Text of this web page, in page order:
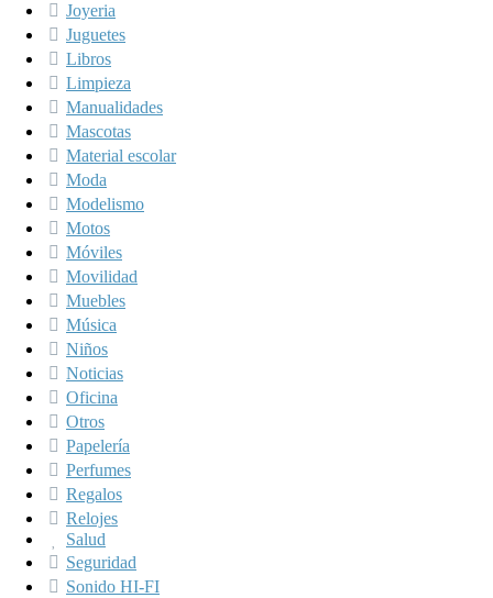
Joyeria
Juguetes
Libros
Limpieza
Manualidades
Mascotas
Material escolar
Moda
Modelismo
Motos
Móviles
Movilidad
Muebles
Música
Niños
Noticias
Oficina
Otros
Papelería
Perfumes
Regalos
Relojes
Salud
Seguridad
Sonido HI-FI